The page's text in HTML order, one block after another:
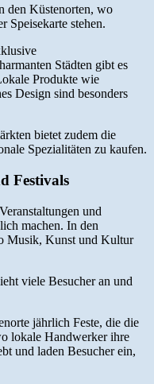
den Küstenorten, wo
Speisekarte stehen.
Städten gibt es
Produkte wie
Design sind besonders
bietet zudem die
Spezialitäten zu kaufen.
Festivals
und
machen. In den
Musik, Kunst und Kultur
viele Besucher an und
jährlich Feste, die die
lokale Handwerker ihre
und laden Besucher ein,